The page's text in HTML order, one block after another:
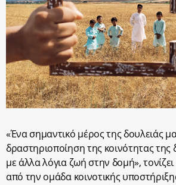
«Ένα σημαντικό μέρος της δουλειάς
δραστηριοποίηση της κοινότητας
με άλλα λόγια ζωή στην δομή»,
από την ομάδα κοινοτικής